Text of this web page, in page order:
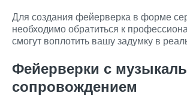
Для создания фейерверка в форме
необходимо обратиться к
смогут воплотить вашу задумку в
Фейерверки с
сопровождением